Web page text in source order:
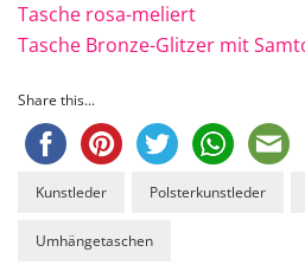
Tasche rosa-meliert
Tasche Bronze-Glitzer mit
Share this...
Kunstleder Polsterkunstleder
Umhängetaschen